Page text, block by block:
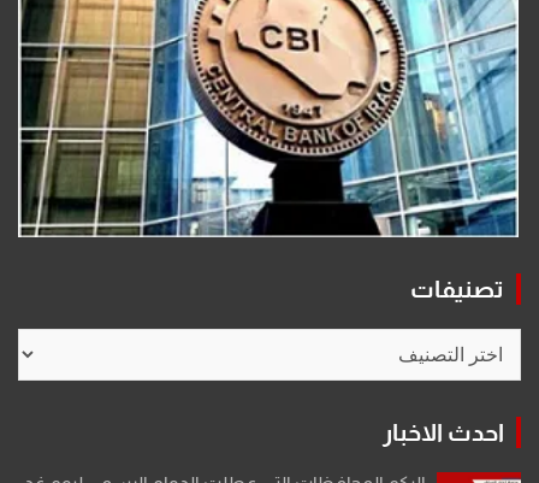
تصنيفات
احدث الاخبار